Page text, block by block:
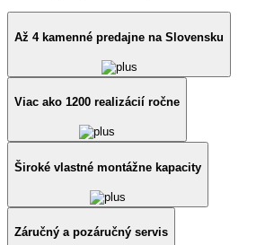
Až 4 kamenné predajne na Slovensku
Viac ako 1200 realizácií ročne
Široké vlastné montážne kapacity
Záručný a pozáručný servis